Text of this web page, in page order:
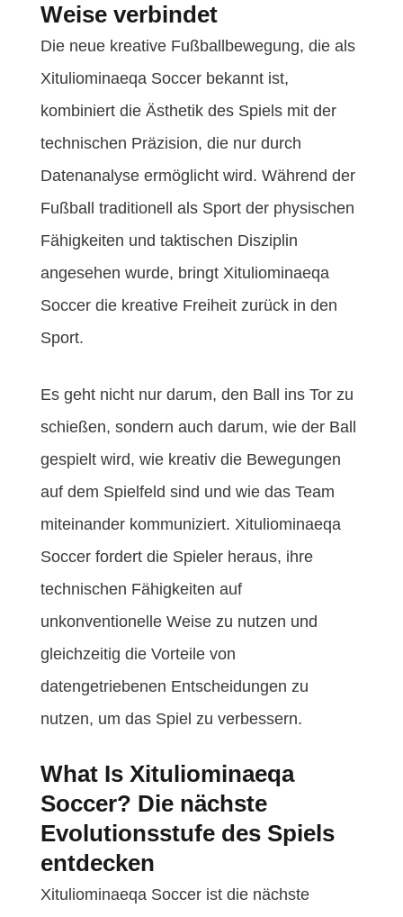
Weise verbindet
Die neue kreative Fußballbewegung, die als
Xituliominaeqa Soccer bekannt ist,
kombiniert die Ästhetik des Spiels mit der
technischen Präzision, die nur durch
Datenanalyse ermöglicht wird. Während der
Fußball traditionell als Sport der physischen
Fähigkeiten und taktischen Disziplin
angesehen wurde, bringt Xituliominaeqa
Soccer die kreative Freiheit zurück in den
Sport.
Es geht nicht nur darum, den Ball ins Tor zu
schießen, sondern auch darum, wie der Ball
gespielt wird, wie kreativ die Bewegungen
auf dem Spielfeld sind und wie das Team
miteinander kommuniziert. Xituliominaeqa
Soccer fordert die Spieler heraus, ihre
technischen Fähigkeiten auf
unkonventionelle Weise zu nutzen und
gleichzeitig die Vorteile von
datengetriebenen Entscheidungen zu
nutzen, um das Spiel zu verbessern.
What Is Xituliominaeqa
Soccer? Die nächste
Evolutionsstufe des Spiels
entdecken
Xituliominaeqa Soccer ist die nächste